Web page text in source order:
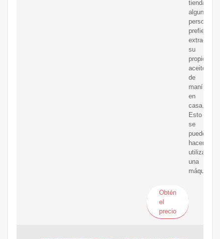
tiendas,
algunas
personas
prefieren
extraer
su
propio
aceite
de
maní
en
casa.
Esto
se
puede
hacer
utilizando
una
máquina
Obtén
el
precio